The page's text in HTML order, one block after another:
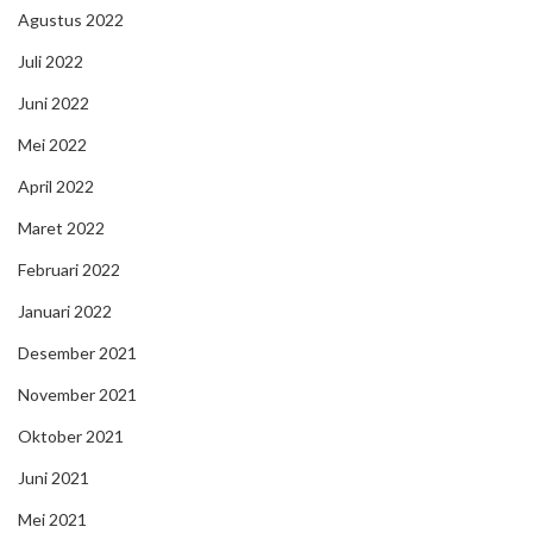
Agustus 2022
Juli 2022
Juni 2022
Mei 2022
April 2022
Maret 2022
Februari 2022
Januari 2022
Desember 2021
November 2021
Oktober 2021
Juni 2021
Mei 2021